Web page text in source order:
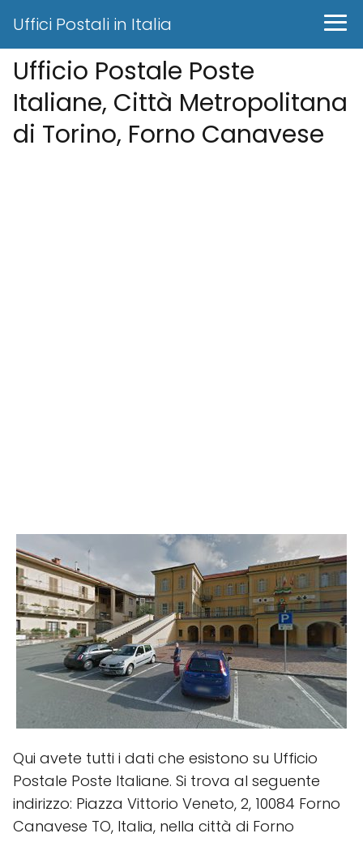
Uffici Postali in Italia
Ufficio Postale Poste
Italiane, Città Metropolitana
di Torino, Forno Canavese
Qui avete tutti i dati che esistono su Ufficio
Postale Poste Italiane. Si trova al seguente
indirizzo: Piazza Vittorio Veneto, 2, 10084 Forno
Canavese TO, Italia, nella città di Forno